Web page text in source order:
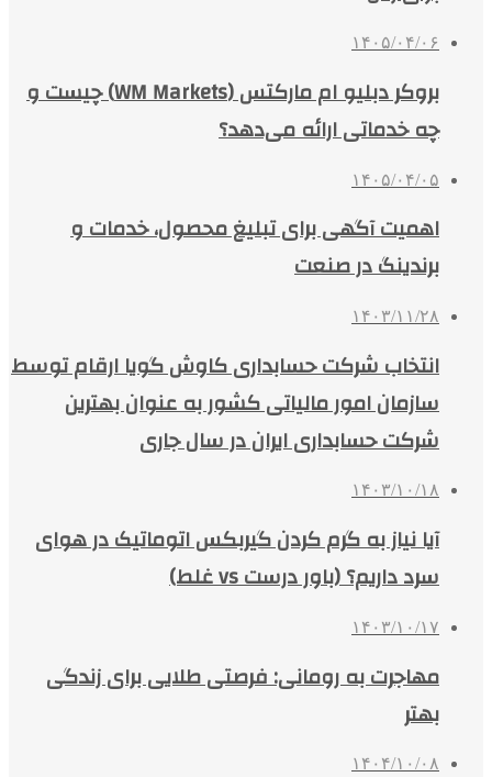
۱۴۰۵/۰۴/۰۶
بروکر دبلیو ام مارکتس (WM Markets) چیست و
چه خدماتی ارائه می‌دهد؟
۱۴۰۵/۰۴/۰۵
اهمیت آگهی برای تبلیغ محصول، خدمات و
برندینگ در صنعت
۱۴۰۳/۱۱/۲۸
انتخاب شرکت حسابداری کاوش گویا ارقام توسط
سازمان امور مالیاتی کشور به عنوان بهترین
شرکت حسابداری ایران در سال جاری
۱۴۰۳/۱۰/۱۸
آیا نیاز به گرم کردن گیربکس اتوماتیک در هوای
سرد داریم؟ (باور درست vs غلط)
۱۴۰۳/۱۰/۱۷
مهاجرت به رومانی: فرصتی طلایی برای زندگی
بهتر
۱۴۰۴/۱۰/۰۸